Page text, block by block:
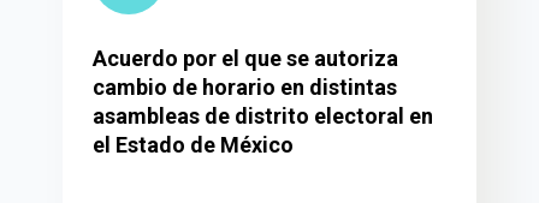
Acuerdo por el que se autoriza
cambio de horario en distintas
asambleas de distrito electoral en
el Estado de México